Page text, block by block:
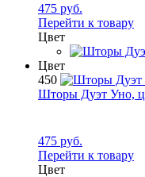
475 руб.
Перейти к товару
Цвет
Цвет
450
Шторы Дуэт Уно,
475 руб.
Перейти к товару
Цвет